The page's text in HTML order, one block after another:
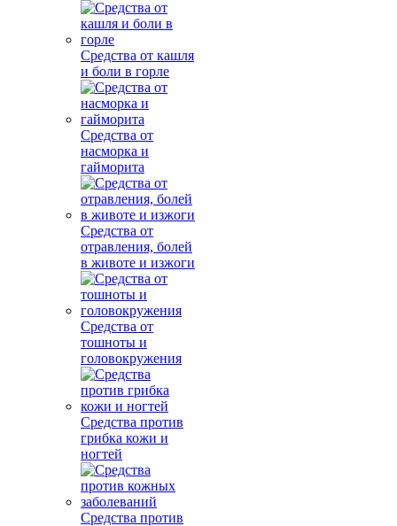
Средства от кашля
и боли в горле
Средства от
насморка и
гайморита
Средства от
отравления, болей
в животе и изжоги
Средства от
тошноты и
головокружения
Средства против
грибка кожи и
ногтей
Средства против